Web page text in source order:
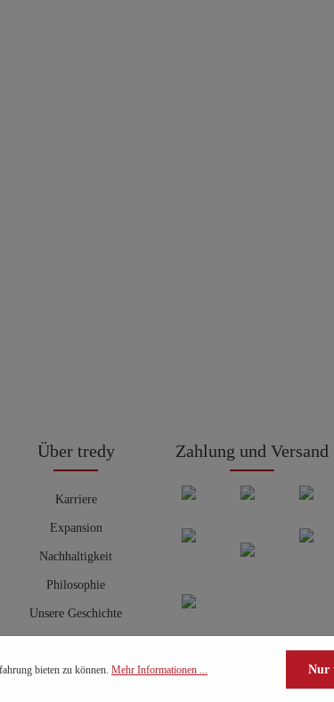
Über tredy
Karriere
Expansion
Nachhaltigkeit
Philosophie
Unsere Geschichte
Zahlung und Versand
bieten zu können. Mehr Informationen ... Nur